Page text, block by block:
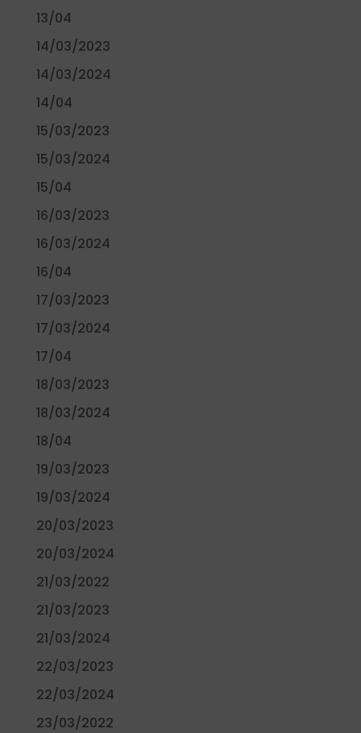
13/04
14/03/2023
14/03/2024
14/04
15/03/2023
15/03/2024
15/04
16/03/2023
16/03/2024
16/04
17/03/2023
17/03/2024
17/04
18/03/2023
18/03/2024
18/04
19/03/2023
19/03/2024
20/03/2023
20/03/2024
21/03/2022
21/03/2023
21/03/2024
22/03/2023
22/03/2024
23/03/2022